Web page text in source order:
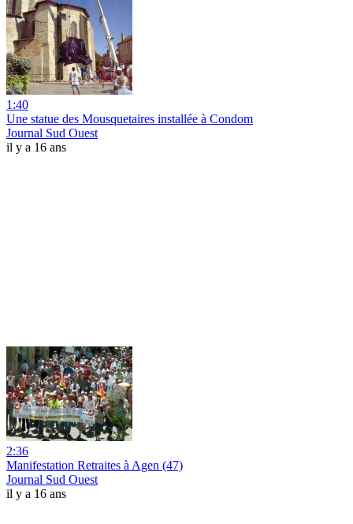
1:40
Une statue des Mousquetaires installée à Condom
Journal Sud Ouest
il y a 16 ans
2:36
Manifestation Retraites à Agen (47)
Journal Sud Ouest
il y a 16 ans